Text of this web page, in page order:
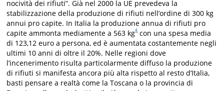
nocività dei rifiuti”. Già nel 2000 la UE prevedeva la
stabilizzazione della produzione di rifiuti nell’ordine di 300 kg
annui pro capite. In Italia la produzione annua di rifiuti pro
capite ammonta mediamente a 563 kg4con una spesa media
di 123,12 euro a persona, ed è aumentata costantemente negli
ultimi 10 anni di oltre il 20%. Nelle regioni dove
l’incenerimento risulta particolarmente diffuso la produzione
di rifiuti si manifesta ancora più alta rispetto al resto d’Italia,
basti pensare a realtà come la Toscana o la provincia di